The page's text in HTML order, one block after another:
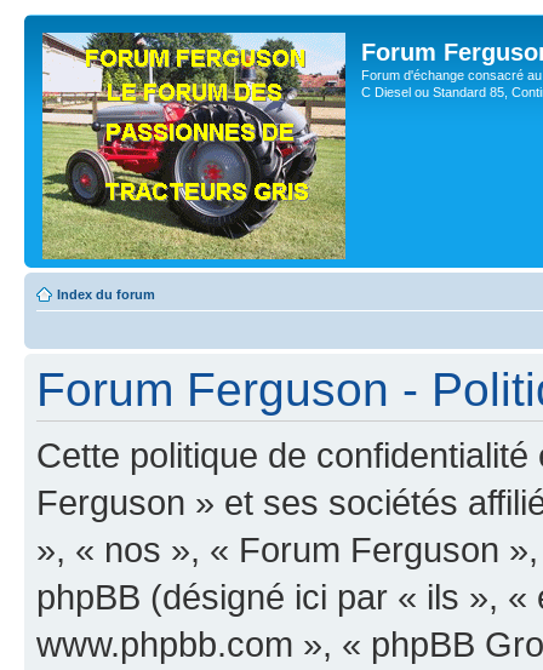
Forum
Forum d'échange consacré
C Diesel ou Standard 85,
Index du forum
Forum Ferguson -
Cette politique de
Ferguson » et ses sociétés
», « nos », « Forum Ferguson
phpBB (désigné ici par « ils »,
www.phpbb.com », « phpBB